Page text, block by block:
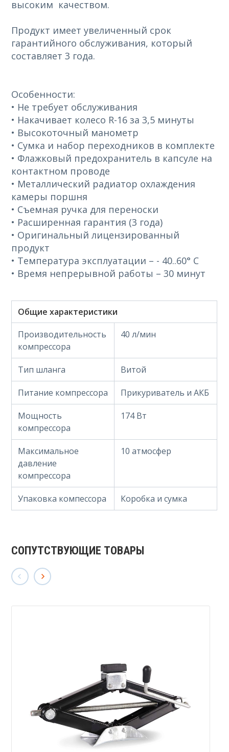
высоким качеством.
Продукт имеет увеличенный срок
гарантийного обслуживания, который
составляет 3 года.
Особенности:
• Не требует обслуживания
• Накачивает колесо R-16 за 3,5 минуты
• Высокоточный манометр
• Сумка и набор переходников в комплекте
• Флажковый предохранитель в капсуле на
контактном проводе
• Металлический радиатор охлаждения
камеры поршня
• Съемная ручка для переноски
• Расширенная гарантия (3 года)
• Оригинальный лицензированный
продукт
• Температура эксплуатации – - 40..60° С
• Время непрерывной работы – 30 минут
Общие характеристики
Производительность
компрессора
40 л/мин
Тип шланга Витой
Питание компрессора Прикуриватель и АКБ
Мощность
компрессора
174 Вт
Максимальное
давление
компрессора
10 атмосфер
Упаковка компессора Коробка и сумка
СОПУТСТВУЮЩИЕ ТОВАРЫ